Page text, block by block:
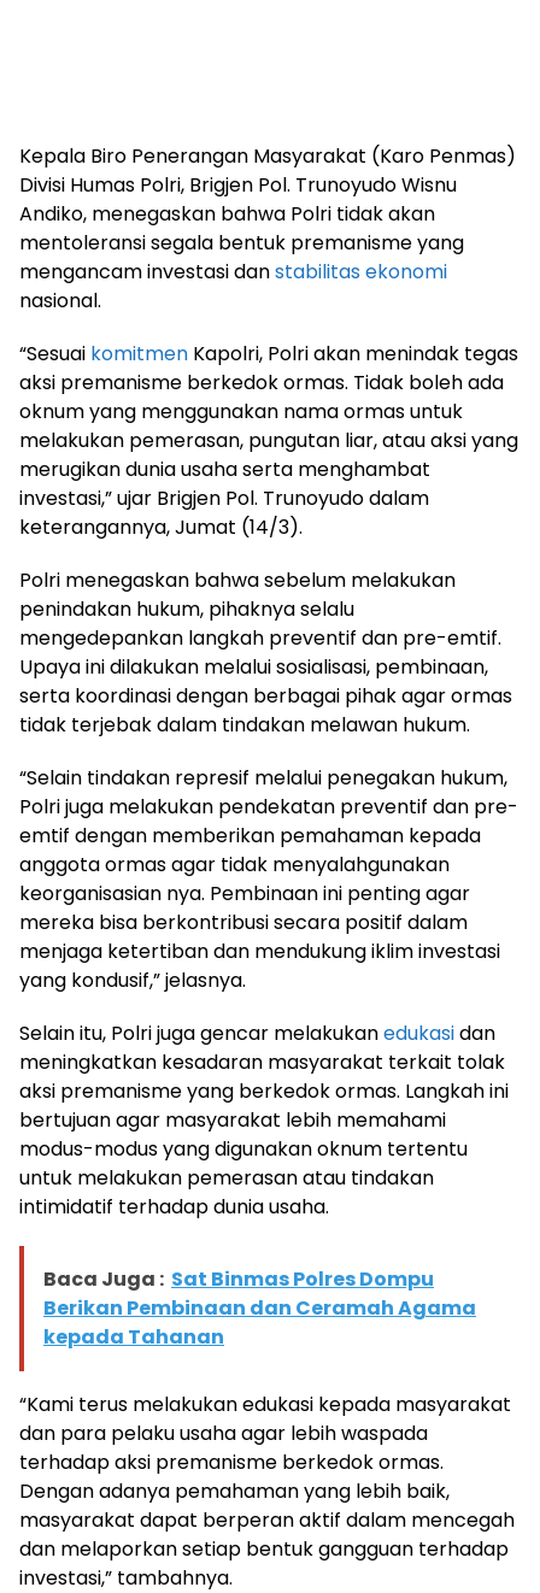
Kepala Biro Penerangan Masyarakat (Karo Penmas)
Divisi Humas Polri, Brigjen Pol. Trunoyudo Wisnu
Andiko, menegaskan bahwa Polri tidak akan
mentoleransi segala bentuk premanisme yang
mengancam investasi danstabilitas ekonomi
nasional.
“Sesuai komitmen Kapolri, Polri akan menindak tegas
aksi premanisme berkedok ormas. Tidak boleh ada
oknum yang menggunakan nama ormas untuk
melakukan pemerasan, pungutan liar, atau aksi yang
merugikan dunia usaha serta menghambat
investasi,” ujar Brigjen Pol. Trunoyudo dalam
keterangannya, Jumat (14/3).
Polri menegaskan bahwa sebelum melakukan
penindakan hukum, pihaknya selalu
mengedepankan langkah preventif dan pre-emtif.
Upaya ini dilakukan melalui sosialisasi, pembinaan,
serta koordinasi dengan berbagai pihak agar ormas
tidak terjebak dalam tindakan melawan hukum.
“Selain tindakan represif melalui penegakan hukum,
Polri juga melakukan pendekatan preventif dan pre-
emtif dengan memberikan pemahaman kepada
anggota ormas agar tidak menyalahgunakan
keorganisasian nya. Pembinaan ini penting agar
mereka bisa berkontribusi secara positif dalam
menjaga ketertiban dan mendukung iklim investasi
yang kondusif,” jelasnya.
Selain itu, Polri juga gencar melakukanedukasidan
meningkatkan kesadaran masyarakat terkait tolak
aksi premanisme yang berkedok ormas. Langkah ini
bertujuan agar masyarakat lebih memahami
modus-modus yang digunakan oknum tertentu
untuk melakukan pemerasan atau tindakan
intimidatif terhadap dunia usaha.
Baca Juga : Sat Binmas Polres Dompu
Berikan Pembinaan dan Ceramah Agama
kepada Tahanan
“Kami terus melakukan edukasi kepada masyarakat
dan para pelaku usaha agar lebih waspada
terhadap aksi premanisme berkedok ormas.
Dengan adanya pemahaman yang lebih baik,
masyarakat dapat berperan aktif dalam mencegah
dan melaporkan setiap bentuk gangguan terhadap
investasi,” tambahnya.